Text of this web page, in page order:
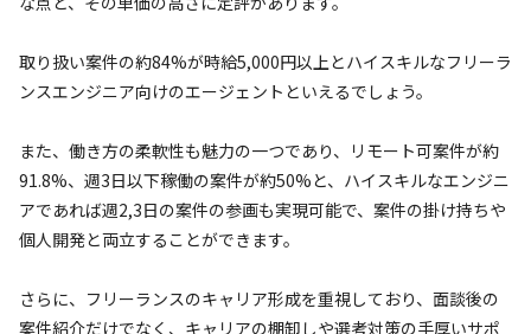
取り扱い案件の約84%が時給5,000円以上とハイスキルなフリーラ
ンスエンジニア向けのエージェントといえるでしょう。
また、働き方の柔軟性も魅力の一つであり、リモート可案件が約
91.8%、週3日以下稼働の案件が約50%と、ハイスキルなエンジニ
アであれば週2,3日の案件の参画も実現可能で、案件の掛け持ちや
個人開発と両立することができます。
さらに、フリーランスのキャリア形成を重視しており、面談後の
案件紹介だけでなく、キャリアの棚卸しや選考対策の手厚いサポ